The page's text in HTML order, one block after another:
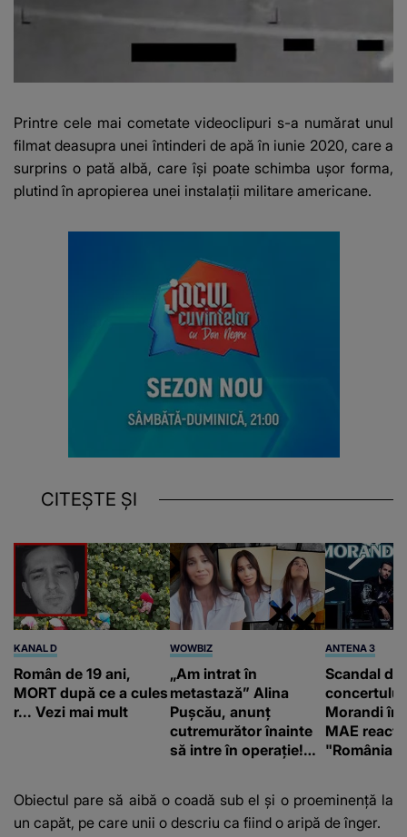
Printre cele mai cometate videoclipuri s-a numărat unul
filmat deasupra unei întinderi de apă în iunie 2020, care a
surprins o pată albă, care își poate schimba ușor forma,
plutind în apropierea unei instalații militare americane.
CITEȘTE ȘI
KANAL D
Român de 19 ani,
MORT după ce a cules
r... Vezi mai mult
WOWBIZ
„Am intrat în
metastază” Alina
Pușcău, anunț
cutremurător înainte
să intre în operație!
fanilor
ANTENA 3
Scandal
Morandi în
MAE
"România
Obiectul pare să aibă o coadă sub el și o proeminență la
un capăt, pe care unii o descriu ca fiind o aripă de înger.